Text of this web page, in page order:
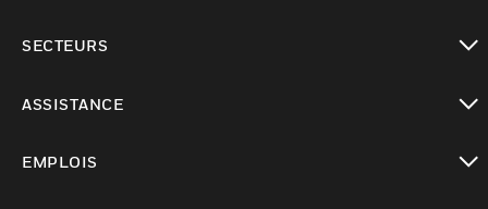
SECTEURS
ASSISTANCE
EMPLOIS